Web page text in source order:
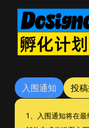
入围通知 投
1、入围通知将在